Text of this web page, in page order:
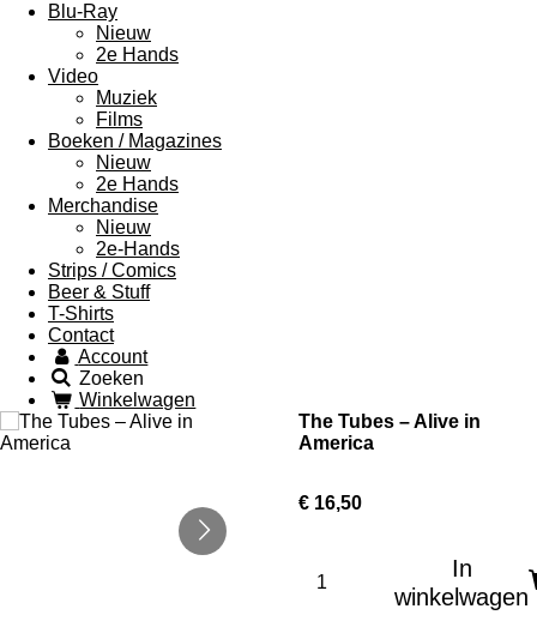
Blu-Ray
Nieuw
2e Hands
Video
Muziek
Films
Boeken / Magazines
Nieuw
2e Hands
Merchandise
Nieuw
2e-Hands
Strips / Comics
Beer & Stuff
T-Shirts
Contact
Account
Zoeken
Winkelwagen
The Tubes ‎– Alive in
America
€ 16,50
In
winkelwagen